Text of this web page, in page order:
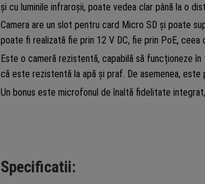
și cu luminile infraroșii, poate vedea clar până la o
Camera are un slot pentru card Micro SD și poate
poate fi realizată fie prin 12 V DC, fie prin PoE,
Este o cameră rezistentă, capabilă să funcționeze
că este rezistentă la apă și praf. De asemenea,
Un bonus este microfonul de înaltă fidelitate
Specificatii: